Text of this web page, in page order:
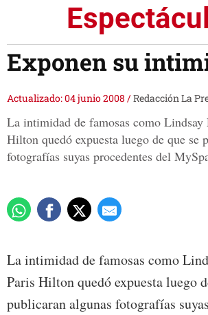
Exponen su
Actualizado: 04 junio 2008 /Redacción La
La intimidad de famosas como Lindsay
Hilton quedó expuesta luego de que se
fotografías suyas procedentes del
La intimidad de famosas como
Paris Hilton quedó expuesta luego
publicaran algunas fotografías